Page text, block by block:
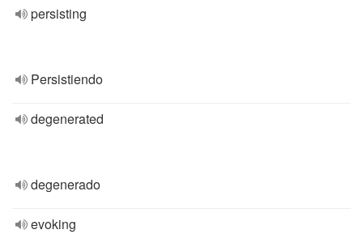
persisting
Persistiendo
degenerated
degenerado
evoking